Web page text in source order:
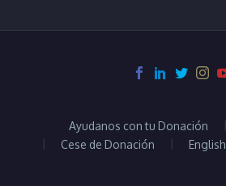
Ayudanos con tu Donación
Cese de Donación
English